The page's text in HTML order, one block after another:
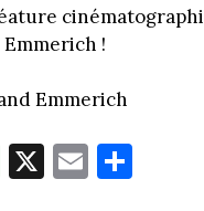
!
Emmerich
W
ha
X E
m